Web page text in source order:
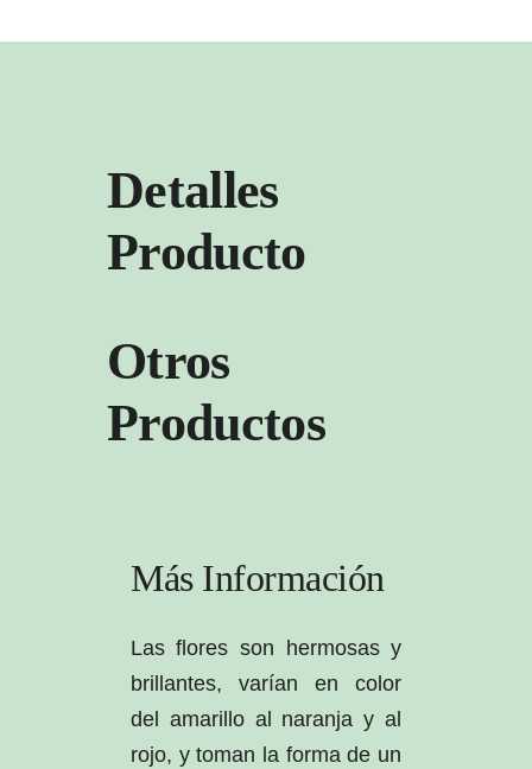
Detalles
Producto
Otros
Productos
Más Información
Las flores son hermosas y
brillantes, varían en color
del amarillo al naranja y al
rojo, y toman la forma de un